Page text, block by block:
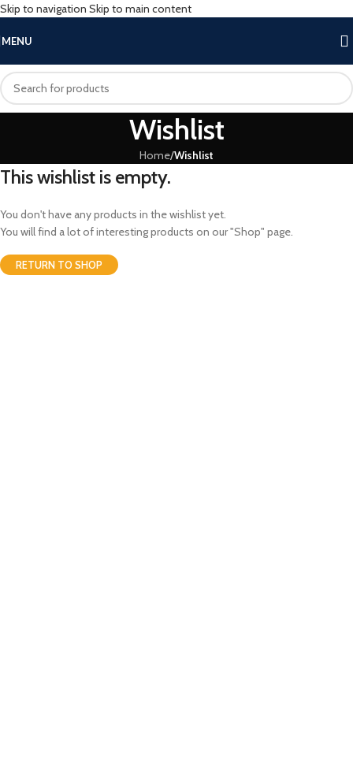
Skip to navigation Skip to main content
MENU
Wishlist
Home/Wishlist
This wishlist is empty.
You don't have any products in the wishlist yet.
You will find a lot of interesting products on our "Shop" page.
RETURN TO SHOP